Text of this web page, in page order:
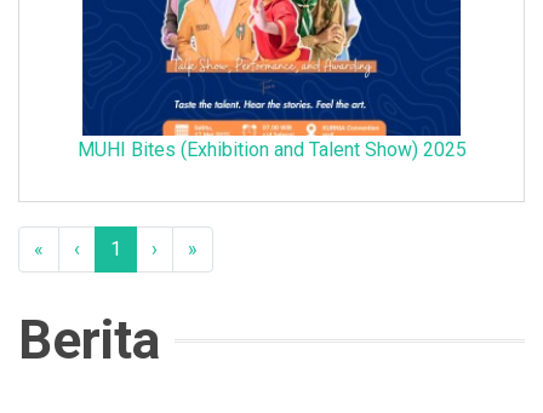
MUHI Bites (Exhibition and Talent Show) 2025
« ‹ 1 › »
Berita